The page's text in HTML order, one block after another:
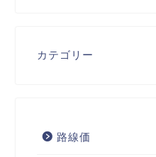
カテゴリー
路線価